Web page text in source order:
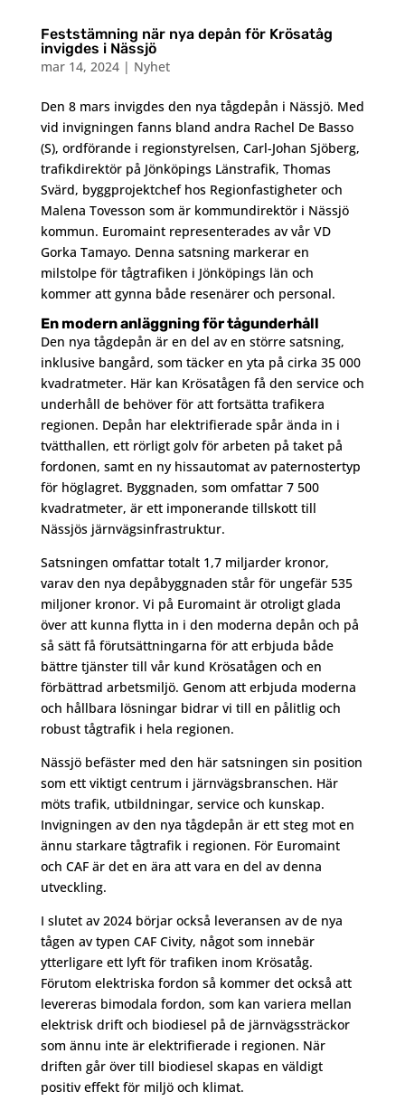
Feststämning när nya depån för Krösatåg
invigdes i Nässjö
mar 14, 2024| Nyhet
Den 8 mars invigdes den nya tågdepån i Nässjö. Med
vid invigningen fanns bland andra Rachel De Basso
(S), ordförande i regionstyrelsen, Carl-Johan Sjöberg,
trafikdirektör på Jönköpings Länstrafik, Thomas
Svärd, byggprojektchef hos Regionfastigheter och
Malena Tovesson som är kommundirektör i Nässjö
kommun. Euromaint representerades av vår VD
Gorka Tamayo. Denna satsning markerar en
milstolpe för tågtrafiken i Jönköpings län och
kommer att gynna både resenärer och personal.
En modern anläggning för tågunderhåll
Den nya tågdepån är en del av en större satsning,
inklusive bangård, som täcker en yta på cirka 35 000
kvadratmeter. Här kan Krösatågen få den service och
underhåll de behöver för att fortsätta trafikera
regionen. Depån har elektrifierade spår ända in i
tvätthallen, ett rörligt golv för arbeten på taket på
fordonen, samt en ny hissautomat av paternostertyp
för höglagret. Byggnaden, som omfattar 7 500
kvadratmeter, är ett imponerande tillskott till
Nässjös järnvägsinfrastruktur.
Satsningen omfattar totalt 1,7 miljarder kronor,
varav den nya depåbyggnaden står för ungefär 535
miljoner kronor. Vi på Euromaint är otroligt glada
över att kunna flytta in i den moderna depån och på
så sätt få förutsättningarna för att erbjuda både
bättre tjänster till vår kund Krösatågen och en
förbättrad arbetsmiljö. Genom att erbjuda moderna
och hållbara lösningar bidrar vi till en pålitlig och
robust tågtrafik i hela regionen.
Nässjö befäster med den här satsningen sin position
som ett viktigt centrum i järnvägsbranschen. Här
möts trafik, utbildningar, service och kunskap.
Invigningen av den nya tågdepån är ett steg mot en
ännu starkare tågtrafik i regionen. För Euromaint
och CAF är det en ära att vara en del av denna
utveckling.
I slutet av 2024 börjar också leveransen av de nya
tågen av typen CAF Civity, något som innebär
ytterligare ett lyft för trafiken inom Krösatåg.
Förutom elektriska fordon så kommer det också att
levereras bimodala fordon, som kan variera mellan
elektrisk drift och biodiesel på de järnvägssträckor
som ännu inte är elektrifierade i regionen. När
driften går över till biodiesel skapas en väldigt
positiv effekt för miljö och klimat.